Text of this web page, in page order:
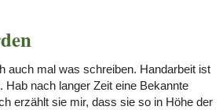
auch mal was schreiben. Handarbeit ist
Hab nach langer Zeit eine Bekannte
erzählt sie mir, dass sie so in Höhe der